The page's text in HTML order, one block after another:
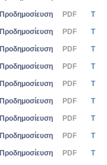
Προδημοσίευση PDF Τ
Προδημοσίευση PDF Τ
Προδημοσίευση PDF Τ
Προδημοσίευση PDF Τ
Προδημοσίευση PDF Τ
Προδημοσίευση PDF Τ
Προδημοσίευση PDF Τ
Προδημοσίευση PDF Τ
Προδημοσίευση PDF Τ